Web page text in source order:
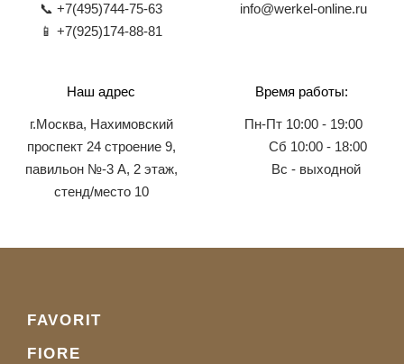
📞 +7(495)744-75-63
📱 +7(925)174-88-81
info@werkel-online.ru
Наш адрес
г.Москва, Нахимовский
проспект 24 строение 9,
павильон №-3 А, 2 этаж,
стенд/место 10
Время работы:
Пн-Пт 10:00 - 19:00
Сб 10:00 - 18:00
Вс - выходной
FAVORIT
FIORE